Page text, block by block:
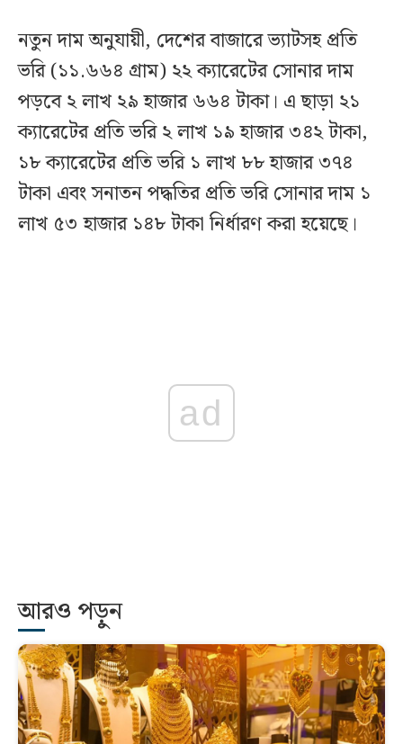
নতুন দাম অনুযায়ী, দেশের বাজারে ভ্যাটসহ প্রতি
ভরি (১১.৬৬৪ গ্রাম) ২২ ক্যারেটের সোনার দাম
পড়বে ২ লাখ ২৯ হাজার ৬৬৪ টাকা। এ ছাড়া ২১
ক্যারেটের প্রতি ভরি ২ লাখ ১৯ হাজার ৩৪২ টাকা,
১৮ ক্যারেটের প্রতি ভরি ১ লাখ ৮৮ হাজার ৩৭৪
টাকা এবং সনাতন পদ্ধতির প্রতি ভরি সোনার দাম ১
লাখ ৫৩ হাজার ১৪৮ টাকা নির্ধারণ করা হয়েছে।
ad
আরও পড়ুন